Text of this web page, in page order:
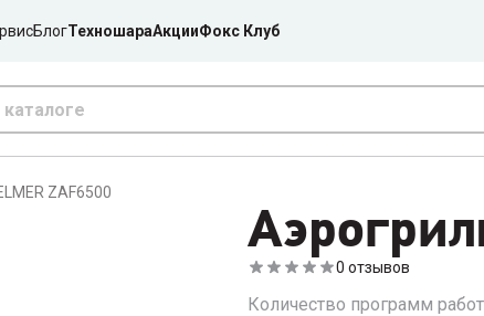
БлогТехношараАкцииФокс Клуб
ZAF6500
0 отзывов
Количество программ